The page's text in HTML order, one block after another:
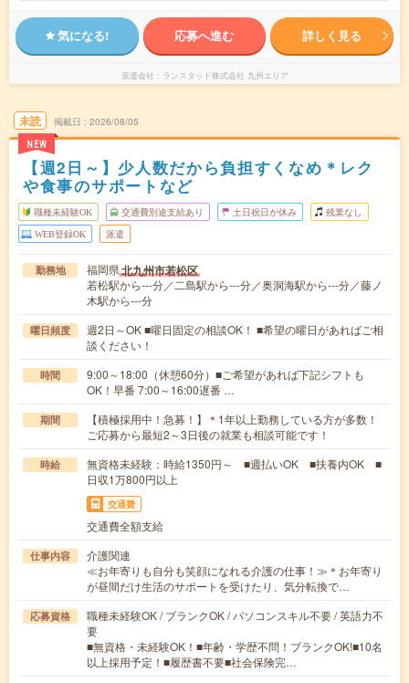
気になる! 応募へ進む 詳しく見る
派遣会社 ランスタッド株式会社 九州エリア
未読
NEW
掲載日 2026/08/05
【週2日～】少人数だから負担すくなめ＊レク
や食事のサポートなど
職種未経験OK 交通費別途支給あり 土日祝日が休み 残業なし
WEB登録OK 派遣
勤務地 福岡県北九州市若松区
若松駅から---分／二島駅から---分／奥洞海駅から---分／藤ノ
木駅から---分
曜日頻度
週2日～OK ■曜日固定の相談OK！ ■希望の曜日があればご相
談ください！
時間
9:00～18:00（休憩60分）■ご希望があれば下記シフトも
OK！早番 7:00～16:00遅番 …
期間
【積極採用中！急募！】＊1年以上勤務している方が多数！
ご応募から最短2～3日後の就業も相談可能です！
時給
無資格未経験：時給1350円～ ■週払いOK ■扶養内OK ■
日収1万800円以上
交通費
交通費全額支給
仕事内容
介護関連
≪お年寄りも自分も笑顔になれる介護の仕事！≫＊お年寄り
が昼間だけ生活のサポートを受けたり、気分転換で…
応募資格
職種未経験OK / ブランクOK / パソコンスキル不要 / 英語力不
要
■無資格・未経験OK！■年齢・学歴不問！ブランクOK!■10名
以上採用予定！■履歴書不要■社会保険完…